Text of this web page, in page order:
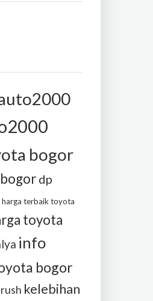
bogor
dp
harga terbaik toyota
toyota
info
bogor
kelebihan